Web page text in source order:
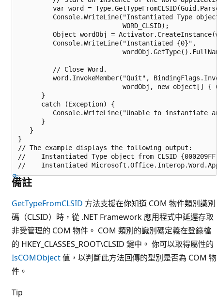
var word =
Console.WriteLine("Instantiated Type
                           WORD_CLSID);
Object wordObj =
         Console.WriteLine("Instantiated {0}",
         // Close Word.
word.InvokeMember("Quit",
wordObj, new object[] {
      }
      catch (Exception) {
Console.WriteLine("Unable to instantiate
      }
   }
}
// The example displays the following output:
//    Instantiated Type object from CLSID {000209FF-
備註
GetTypeFromCLSID 方法支援在你知道 COM 物件類別識別
碼（CLSID）時，從 .NET Framework 應用程式中延遲存取
非受管理的 COM 物件。 COM 類別的識別碼定義在登錄檔
的 HKEY_CLASSES_ROOT\CLSID 鍵中。 你可以取得屬性的
IsCOMObject值，以判斷此方法回傳的型別是否為 COM 物
件。
Tip